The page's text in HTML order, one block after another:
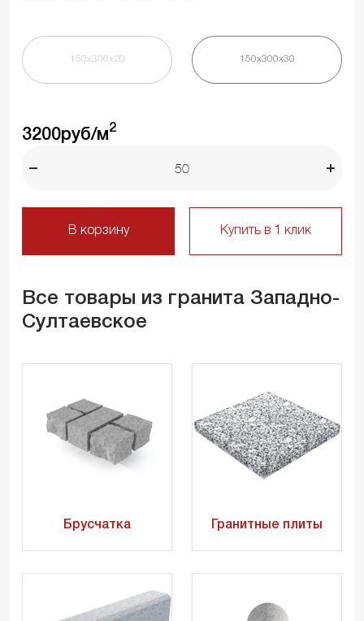
150х300х20 150х300х30
3200руб/м2
В корзину Купить в 1 клик
Все товары из гранита Западно-
Султаевское
Брусчатка Гранитные плиты